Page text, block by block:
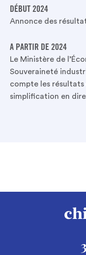
DÉBUT 2024
Annonce des
A PARTIR DE 2024
Le Ministère de
Souveraineté
compte les résultats
simplification en